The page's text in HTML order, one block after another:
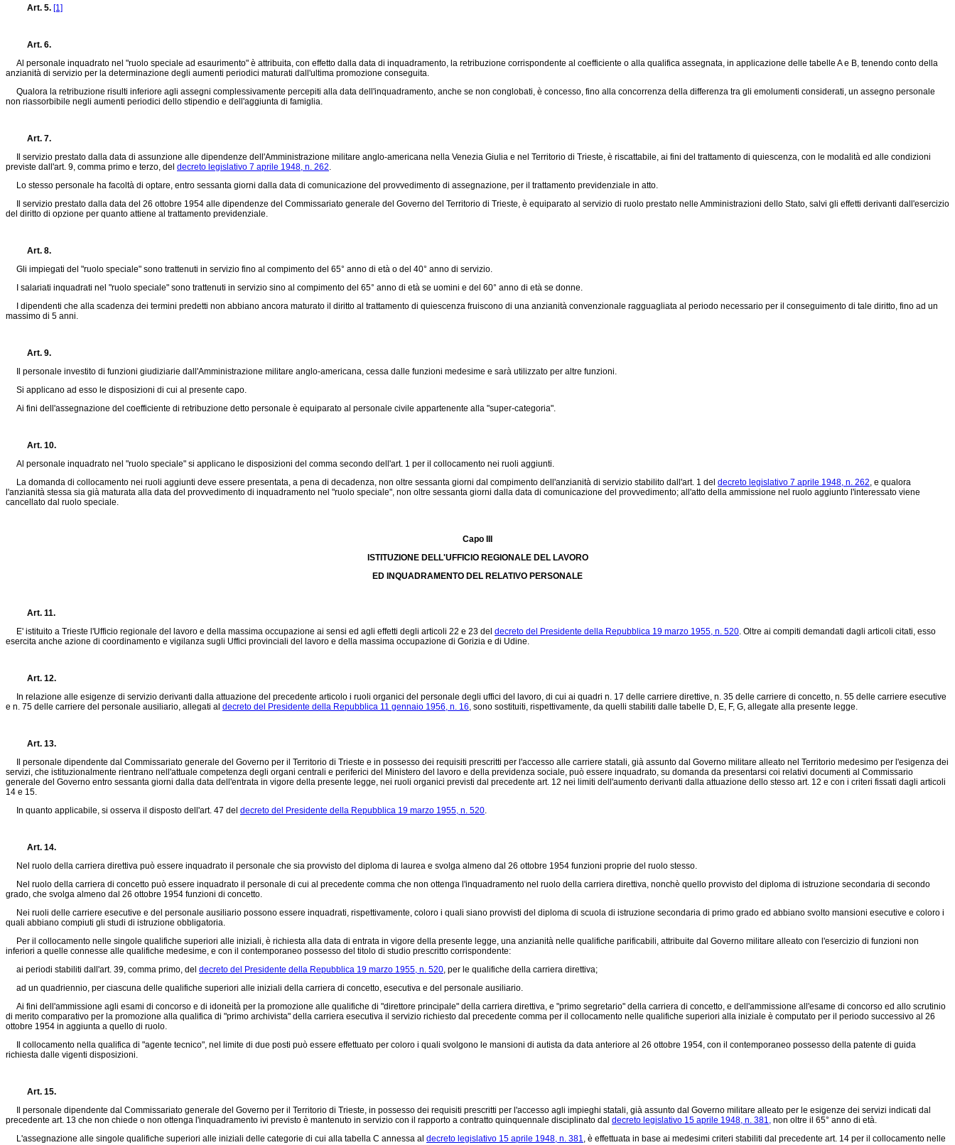
Art. 5. [1]
Art. 6.
Al personale inquadrato nel "ruolo speciale ad esaurimento" è attribuita, con effetto dalla data di inquadramento, la retribuzione corrispondente al coefficiente o alla qualifica assegnata, in applicazione delle tabelle A e B, tenendo conto della
anzianità di servizio per la determinazione degli aumenti periodici maturati dall'ultima promozione conseguita.
Qualora la retribuzione risulti inferiore agli assegni complessivamente percepiti alla data dell'inquadramento, anche se non conglobati, è concesso, fino alla concorrenza della differenza tra gli emolumenti considerati, un assegno personale
non riassorbibile negli aumenti periodici dello stipendio e dell'aggiunta di famiglia.
Art. 7.
Il servizio prestato dalla data di assunzione alle dipendenze dell'Amministrazione militare anglo-americana nella Venezia Giulia e nel Territorio di Trieste, è riscattabile, ai fini del trattamento di quiescenza, con le modalità ed alle condizioni
previste dall'art. 9, comma primo e terzo, del decreto legislativo 7 aprile 1948, n. 262.
Lo stesso personale ha facoltà di optare, entro sessanta giorni dalla data di comunicazione del provvedimento di assegnazione, per il trattamento previdenziale in atto.
Il servizio prestato dalla data del 26 ottobre 1954 alle dipendenze del Commissariato generale del Governo del Territorio di Trieste, è equiparato al servizio di ruolo prestato nelle Amministrazioni dello Stato, salvi gli effetti derivanti dall'esercizio
del diritto di opzione per quanto attiene al trattamento previdenziale.
Art. 8.
Gli impiegati del "ruolo speciale" sono trattenuti in servizio fino al compimento del 65° anno di età o del 40° anno di servizio.
I salariati inquadrati nel "ruolo speciale" sono trattenuti in servizio sino al compimento del 65° anno di età se uomini e del 60° anno di età se donne.
I dipendenti che alla scadenza dei termini predetti non abbiano ancora maturato il diritto al trattamento di quiescenza fruiscono di una anzianità convenzionale ragguagliata al periodo necessario per il conseguimento di tale diritto, fino ad un
massimo di 5 anni.
Art. 9.
Il personale investito di funzioni giudiziarie dall'Amministrazione militare anglo-americana, cessa dalle funzioni medesime e sarà utilizzato per altre funzioni.
Si applicano ad esso le disposizioni di cui al presente capo.
Ai fini dell'assegnazione del coefficiente di retribuzione detto personale è equiparato al personale civile appartenente alla "super-categoria".
Art. 10.
Al personale inquadrato nel "ruolo speciale" si applicano le disposizioni del comma secondo dell'art. 1 per il collocamento nei ruoli aggiunti.
La domanda di collocamento nei ruoli aggiunti deve essere presentata, a pena di decadenza, non oltre sessanta giorni dal compimento dell'anzianità di servizio stabilito dall'art. 1 del decreto legislativo 7 aprile 1948, n. 262, e qualora
l'anzianità stessa sia già maturata alla data del provvedimento di inquadramento nel "ruolo speciale", non oltre sessanta giorni dalla data di comunicazione del provvedimento; all'atto della ammissione nel ruolo aggiunto l'interessato viene
cancellato dal ruolo speciale.
Capo III
ISTITUZIONE DELL'UFFICIO REGIONALE DEL LAVORO
ED INQUADRAMENTO DEL RELATIVO PERSONALE
Art. 11.
E' istituito a Trieste l'Ufficio regionale del lavoro e della massima occupazione ai sensi ed agli effetti degli articoli 22 e 23 del decreto del Presidente della Repubblica 19 marzo 1955, n. 520. Oltre ai compiti demandati dagli articoli citati, esso
esercita anche azione di coordinamento e vigilanza sugli Uffici provinciali del lavoro e della massima occupazione di Gorizia e di Udine.
Art. 12.
In relazione alle esigenze di servizio derivanti dalla attuazione del precedente articolo i ruoli organici del personale degli uffici del lavoro, di cui ai quadri n. 17 delle carriere direttive, n. 35 delle carriere di concetto, n. 55 delle carriere esecutive
e n. 75 delle carriere del personale ausiliario, allegati al decreto del Presidente della Repubblica 11 gennaio 1956, n. 16, sono sostituiti, rispettivamente, da quelli stabiliti dalle tabelle D, E, F, G, allegate alla presente legge.
Art. 13.
Il personale dipendente dal Commissariato generale del Governo per il Territorio di Trieste e in possesso dei requisiti prescritti per l'accesso alle carriere statali, già assunto dal Governo militare alleato nel Territorio medesimo per l'esigenza dei
servizi, che istituzionalmente rientrano nell'attuale competenza degli organi centrali e periferici del Ministero del lavoro e della previdenza sociale, può essere inquadrato, su domanda da presentarsi coi relativi documenti al Commissario
generale del Governo entro sessanta giorni dalla data dell'entrata in vigore della presente legge, nei ruoli organici previsti dal precedente art. 12 nei limiti dell'aumento derivanti dalla attuazione dello stesso art. 12 e con i criteri fissati dagli articoli
14 e 15.
In quanto applicabile, si osserva il disposto dell'art. 47 del decreto del Presidente della Repubblica 19 marzo 1955, n. 520.
Art. 14.
Nel ruolo della carriera direttiva può essere inquadrato il personale che sia provvisto del diploma di laurea e svolga almeno dal 26 ottobre 1954 funzioni proprie del ruolo stesso.
Nel ruolo della carriera di concetto può essere inquadrato il personale di cui al precedente comma che non ottenga l'inquadramento nel ruolo della carriera direttiva, nonchè quello provvisto del diploma di istruzione secondaria di secondo
grado, che svolga almeno dal 26 ottobre 1954 funzioni di concetto.
Nei ruoli delle carriere esecutive e del personale ausiliario possono essere inquadrati, rispettivamente, coloro i quali siano provvisti del diploma di scuola di istruzione secondaria di primo grado ed abbiano svolto mansioni esecutive e coloro i
quali abbiano compiuti gli studi di istruzione obbligatoria.
Per il collocamento nelle singole qualifiche superiori alle iniziali, è richiesta alla data di entrata in vigore della presente legge, una anzianità nelle qualifiche parificabili, attribuite dal Governo militare alleato con l'esercizio di funzioni non
inferiori a quelle connesse alle qualifiche medesime, e con il contemporaneo possesso del titolo di studio prescritto corrispondente:
ai periodi stabiliti dall'art. 39, comma primo, del decreto del Presidente della Repubblica 19 marzo 1955, n. 520, per le qualifiche della carriera direttiva;
ad un quadriennio, per ciascuna delle qualifiche superiori alle iniziali della carriera di concetto, esecutiva e del personale ausiliario.
Ai fini dell'ammissione agli esami di concorso e di idoneità per la promozione alle qualifiche di "direttore principale" della carriera direttiva, e "primo segretario" della carriera di concetto, e dell'ammissione all'esame di concorso ed allo scrutinio
di merito comparativo per la promozione alla qualifica di "primo archivista" della carriera esecutiva il servizio richiesto dal precedente comma per il collocamento nelle qualifiche superiori alla iniziale è computato per il periodo successivo al 26
ottobre 1954 in aggiunta a quello di ruolo.
Il collocamento nella qualifica di "agente tecnico", nel limite di due posti può essere effettuato per coloro i quali svolgono le mansioni di autista da data anteriore al 26 ottobre 1954, con il contemporaneo possesso della patente di guida
richiesta dalle vigenti disposizioni.
Art. 15.
Il personale dipendente dal Commissariato generale del Governo per il Territorio di Trieste, in possesso dei requisiti prescritti per l'accesso agli impieghi statali, già assunto dal Governo militare alleato per le esigenze dei servizi indicati dal
precedente art. 13 che non chiede o non ottenga l'inquadramento ivi previsto è mantenuto in servizio con il rapporto a contratto quinquennale disciplinato dal decreto legislativo 15 aprile 1948, n. 381, non oltre il 65° anno di età.
L'assegnazione alle singole qualifiche superiori alle iniziali delle categorie di cui alla tabella C annessa al decreto legislativo 15 aprile 1948, n. 381, è effettuata in base ai medesimi criteri stabiliti dal precedente art. 14 per il collocamento nelle